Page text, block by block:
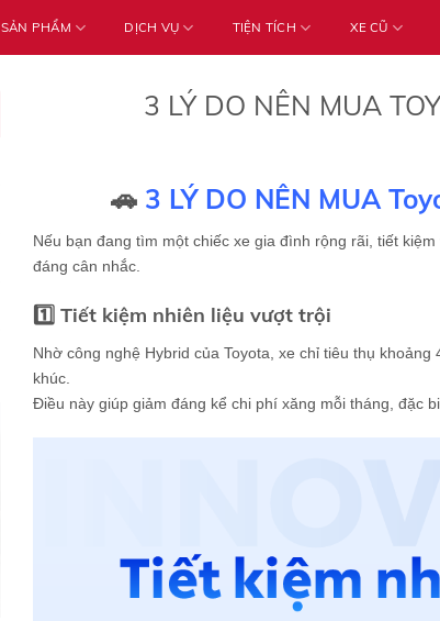
SẢN PHẨM DỊCH VỤ TIỆN TÍCH XE CŨ
3 LÝ DO NÊN MUA
🚗 3 LÝ DO NÊN MUA
Nếu bạn đang tìm một chiếc xe gia đình rộng rãi, tiết
đáng cân nhắc.
1️⃣ Tiết kiệm nhiên liệu vượt trội
Nhờ công nghệ Hybrid của Toyota, xe chỉ tiêu thụ
khúc.
Điều này giúp giảm đáng kể chi phí xăng mỗi tháng, đặc